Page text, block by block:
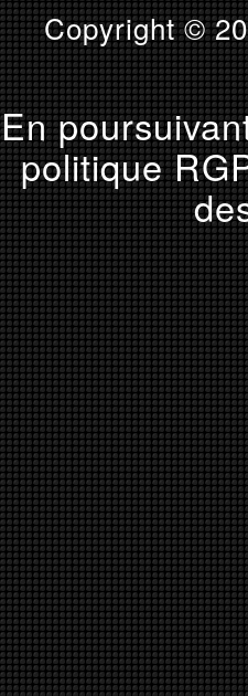
Copyright ©
En
politique